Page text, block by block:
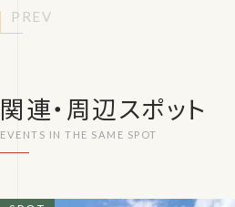
PREV
関連・周辺スポット